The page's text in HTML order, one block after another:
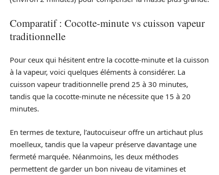
Comparatif : Cocotte-minute vs cuisson vapeur
traditionnelle
Pour ceux qui hésitent entre la cocotte-minute et la cuisson
à la vapeur, voici quelques éléments à considérer. La
cuisson vapeur traditionnelle prend 25 à 30 minutes,
tandis que la cocotte-minute ne nécessite que 15 à 20
minutes.
En termes de texture, l’autocuiseur offre un artichaut plus
moelleux, tandis que la vapeur préserve davantage une
fermeté marquée. Néanmoins, les deux méthodes
permettent de garder un bon niveau de vitamines et